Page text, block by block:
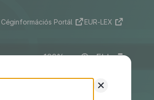
Céginformációs Portál EUR-LEX
ELI
+